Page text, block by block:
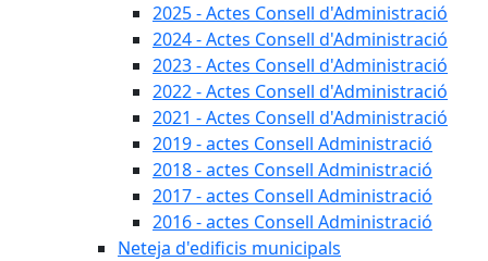
2025 - Actes Consell d'Administració
2024 - Actes Consell d'Administració
2023 - Actes Consell d'Administració
2022 - Actes Consell d'Administració
2021 - Actes Consell d'Administració
2019 - actes Consell Administració
2018 - actes Consell Administració
2017 - actes Consell Administració
2016 - actes Consell Administració
Neteja d'edificis municipals